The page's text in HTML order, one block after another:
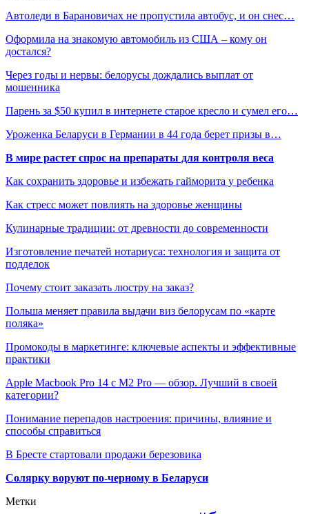
Автоледи в Барановичах не пропустила автобус, и он снес…
Оформила на знакомую автомобиль из США – кому он
достался?
Через годы и нервы: белорусы дождались выплат от
мошенника
Парень за $50 купил в интернете старое кресло и сумел его…
Уроженка Беларуси в Германии в 44 года берет призы в…
В мире растет спрос на препараты для контроля веса
Как сохранить здоровье и избежать гайморита у ребенка
Как стресс может повлиять на здоровье женщины
Кулинарные традиции: от древности до современности
Изготовление печатей нотариуса: технология и защита от
подделок
Почему стоит заказать люстру на заказ?
Польша меняет правила выдачи виз белорусам по «карте
поляка»
Промокоды в маркетинге: ключевые аспекты и эффективные
практики
Apple Macbook Pro 14 с M2 Pro — обзор. Лучший в своей
категории?
Понимание перепадов настроения: причины, влияние и
способы справиться
В Бресте стартовали продажи березовика
Солярку воруют по-черному в Беларуси
Метки